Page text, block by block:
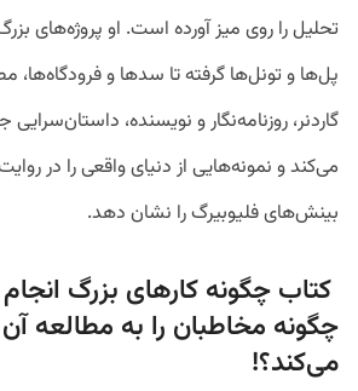
تحلیل را روی میز آورده است. او پروژه‌های
پل‌ها و تونل‌ها گرفته تا سدها و فرودگاه‌ها،
گاردنر، روزنامه‌نگار و نویسنده، داستان‌سرایی
می‌کند و نمونه‌هایی از دنیای واقعی را در
بینش‌های فلیوبیرگ را نشان دهد.
کتاب چگونه کارهای بزرگ
چگونه مخاطبان را به مطالعه
می‌کند؟!